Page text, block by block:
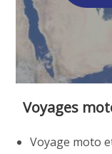
Voyages
Voyage moto